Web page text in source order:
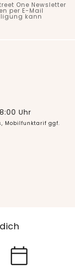
One Newsletter
per E-Mail
kann
Uhr
Mobilfunktarif ggf.